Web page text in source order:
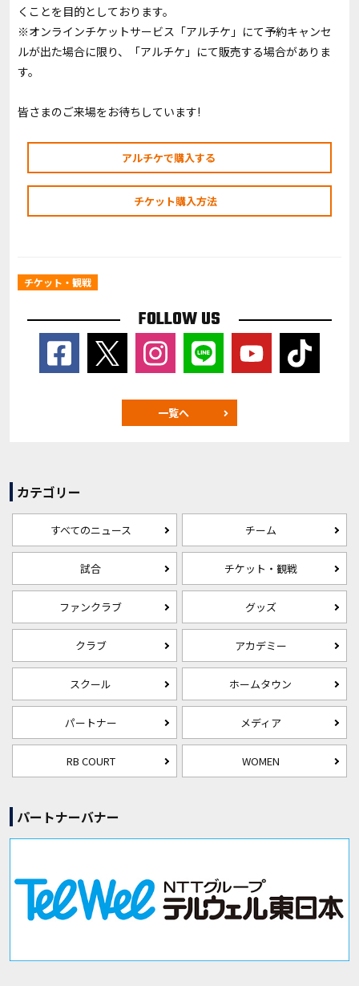
くことを目的としております。
※オンラインチケットサービス「アルチケ」にて予約キャンセ
ルが出た場合に限り、「アルチケ」にて販売する場合がありま
す。
皆さまのご来場をお待ちしています!
アルチケで購入する
チケット購入方法
チケット・観戦
FOLLOW US
一覧へ
カテゴリー
すべてのニュース チーム
試合 チケット・観戦
ファンクラブ グッズ
クラブ アカデミー
スクール ホームタウン
パートナー メディア
RB COURT WOMEN
パートナーバナー